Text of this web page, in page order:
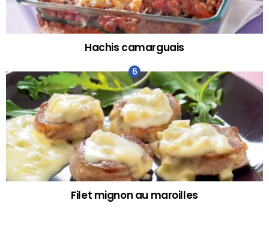
Hachis camarguais
Filet mignon au maroilles